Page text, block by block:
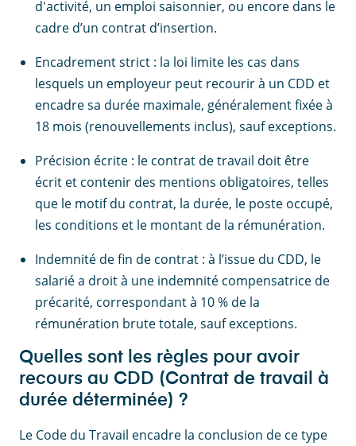
d'activité, un emploi saisonnier, ou encore dans le
cadre d’un contrat d’insertion.
Encadrement strict : la loi limite les cas dans
lesquels un employeur peut recourir à un CDD et
encadre sa durée maximale, généralement fixée à
18 mois (renouvellements inclus), sauf exceptions.
Précision écrite : le contrat de travail doit être
écrit et contenir des mentions obligatoires, telles
que le motif du contrat, la durée, le poste occupé,
les conditions et le montant de la rémunération.
Indemnité de fin de contrat : à l’issue du CDD, le
salarié a droit à une indemnité compensatrice de
précarité, correspondant à 10 % de la
rémunération brute totale, sauf exceptions.
Quelles sont les règles pour avoir
recours au CDD (Contrat de travail à
durée déterminée) ?
Le Code du Travail encadre la conclusion de ce type